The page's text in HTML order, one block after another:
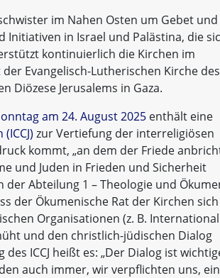
im Nahen Osten um Gebet und
in Israel und Palästina, die
kontinuierlich die Kirchen im
Evangelisch-Lutherischen Kirche des
Diözese Jerusalems in Gaza.
am 24. August 2025 enthält eine
zur Vertiefung der interreligiösen
kommt, „an dem der Friede
und Juden in Frieden und Sicherheit
der Abteilung 1 – Theologie und
der Ökumenische Rat der Kirchen
Organisationen (z. B. International
und den christlich-jüdischen Dialog
ICCJ heißt es: „Der Dialog ist
auch immer, wir verpflichten uns, ein